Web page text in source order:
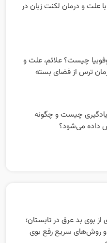
علت و درمان لکنت زبان در
چیست؟ علائم، علت و
ترس از فضای بسته
یادگیری چیست و چگونه
می‌شود؟
از بوی بد عرق در تابستان؛
روش‌های سریع رفع بوی